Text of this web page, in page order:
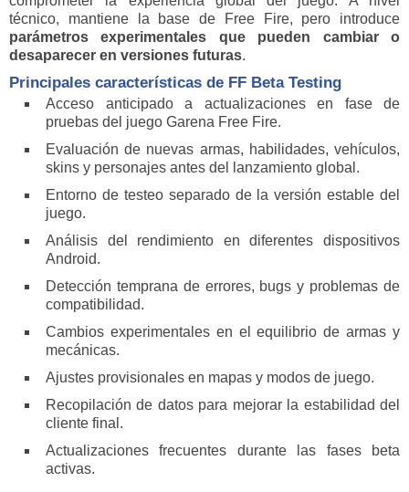
técnico, mantiene la base de Free Fire, pero introduce
parámetros experimentales que pueden cambiar o
desaparecer en versiones futuras.
Principales características de FF Beta Testing
Acceso anticipado a actualizaciones en fase de
pruebas del juego Garena Free Fire.
Evaluación de nuevas armas, habilidades, vehículos,
skins y personajes antes del lanzamiento global.
Entorno de testeo separado de la versión estable del
juego.
Análisis del rendimiento en diferentes dispositivos
Android.
Detección temprana de errores, bugs y problemas de
compatibilidad.
Cambios experimentales en el equilibrio de armas y
mecánicas.
Ajustes provisionales en mapas y modos de juego.
Recopilación de datos para mejorar la estabilidad del
cliente final.
Actualizaciones frecuentes durante las fases beta
activas.